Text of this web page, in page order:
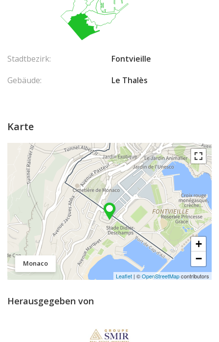
Stadtbezirk:
Fontvieille
Gebäude:
Le Thalès
Karte
Monaco
+
−
Leaflet | ©OpenStreetMapcontributors
Herausgegeben von